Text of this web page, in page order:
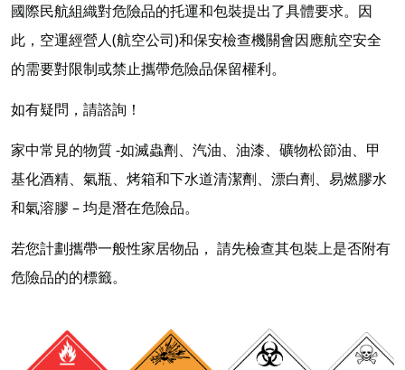
國際民航組織對危險品的托運和包裝提出了具體要求。因
此，空運經營人(航空公司)和保安檢查機關會因應航空安全
的需要對限制或禁止攜帶危險品保留權利。
如有疑問，請諮詢！
家中常見的物質 -如滅蟲劑、汽油、油漆、礦物松節油、甲
基化酒精、氣瓶、烤箱和下水道清潔劑、漂白劑、易燃膠水
和氣溶膠 – 均是潛在危險品。
若您計劃攜帶一般性家居物品， 請先檢查其包裝上是否附有
危險品的的標籤。